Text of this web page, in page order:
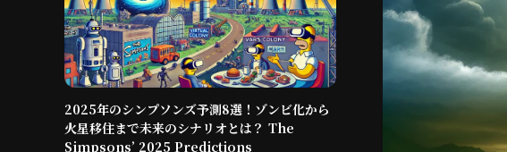
2025年のシンプソンズ予測8選！ゾンビ化から
火星移住まで未来のシナリオとは？ The
Simpsons’ 2025 Predictions